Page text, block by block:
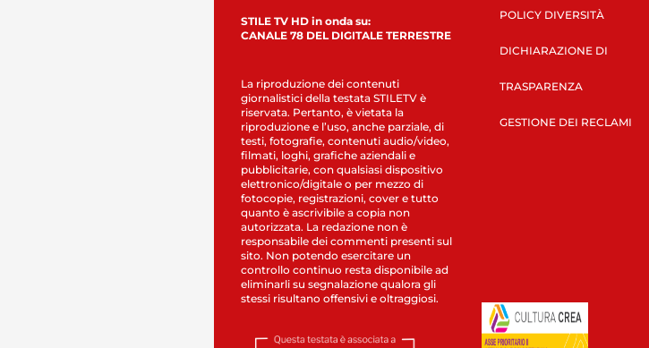
STILE TV HD in onda su:
CANALE 78 DEL DIGITALE TERRESTRE
La riproduzione dei contenuti
giornalistici della testata STILETV è
riservata. Pertanto, è vietata la
riproduzione e l’uso, anche parziale, di
testi, fotografie, contenuti audio/video,
filmati, loghi, grafiche aziendali e
pubblicitarie, con qualsiasi dispositivo
elettronico/digitale o per mezzo di
fotocopie, registrazioni, cover e tutto
quanto è ascrivibile a copia non
autorizzata. La redazione non è
responsabile dei commenti presenti sul
sito. Non potendo esercitare un
controllo continuo resta disponibile ad
eliminarli su segnalazione qualora gli
stessi risultano offensivi e oltraggiosi.
POLICY DIVERSITÀ
DICHIARAZIONE DI
TRASPARENZA
GESTIONE DEI RECLAMI